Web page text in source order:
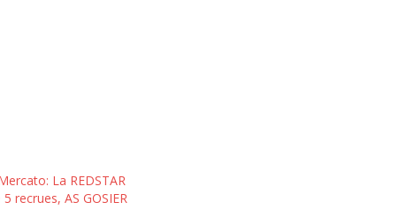
La REDSTAR
5 recrues, AS GOSIER